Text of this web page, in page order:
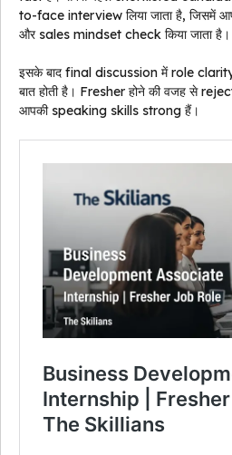
to-face interview लिया जाता है, जिसमें
और sales mindset check किया जाता है।
इसके बाद final discussion में role
बात होती है। Fresher होने की वजह से
आपकी speaking skills strong हैं।